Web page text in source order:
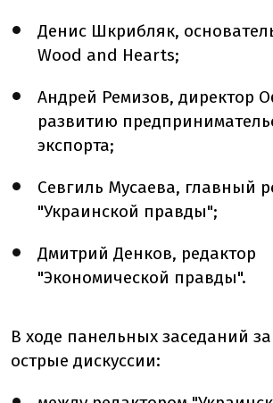
Денис Шкрибляк,
Wood and Hearts;
Андрей Ремизов, директор
развитию
экспорта;
Севгиль Мусаева, главный
"Украинской правды";
Дмитрий Денков, редактор
"Экономической правды".
В ходе панельных заседаний
острые дискуссии: